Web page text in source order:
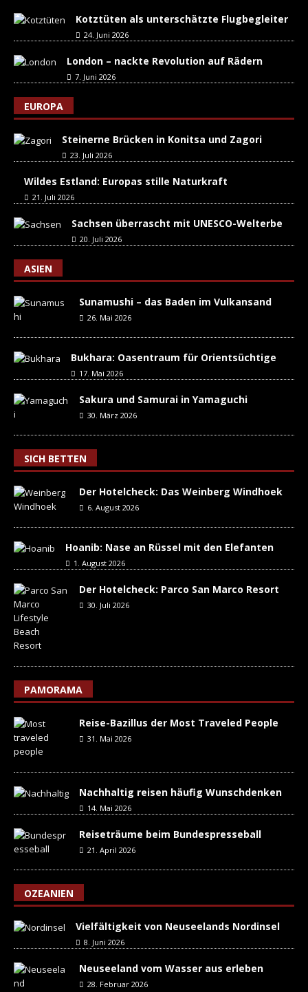
Kotztüten als unterschätzte Flugbegleiter
24. Juni 2026
London – nackte Revolution auf Rädern
7. Juni 2026
EUROPA
Steinerne Brücken in Konitsa und Zagori
23. Juli 2026
Wildes Estland: Europas stille Naturkraft
21. Juli 2026
Sachsen überrascht mit UNESCO-Welterbe
20. Juli 2026
ASIEN
Sunamushi – das Baden im Vulkansand
26. Mai 2026
Bukhara: Oasentraum für Orientsüchtige
17. Mai 2026
Sakura und Samurai in Yamaguchi
30. März 2026
SICH BETTEN
Der Hotelcheck: Das Weinberg Windhoek
6. August 2026
Hoanib: Nase an Rüssel mit den Elefanten
1. August 2026
Der Hotelcheck: Parco San Marco Resort
30. Juli 2026
PAMORAMA
Reise-Bazillus der Most Traveled People
31. Mai 2026
Nachhaltig reisen häufig Wunschdenken
14. Mai 2026
Reiseträume beim Bundespresseball
21. April 2026
OZEANIEN
Vielfältigkeit von Neuseelands Nordinsel
8. Juni 2026
Neuseeland vom Wasser aus erleben
28. Februar 2026